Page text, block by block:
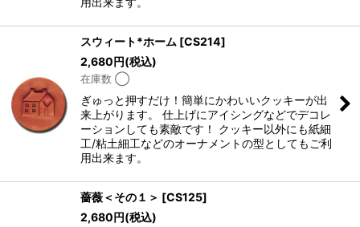
スウィート*ホーム [CS214]
2,680円(税込)
在庫数 ◯
ぎゅっと押すだけ！簡単にかわいいクッキーが出
来上がります。 仕上げにアイシングなどでデコレ
ーションしても素敵です！ クッキー以外にも紙細
工/粘土細工などのオーナメントの型としてもご利
用出来ます。
薔薇＜その１＞ [CS125]
2,680円(税込)